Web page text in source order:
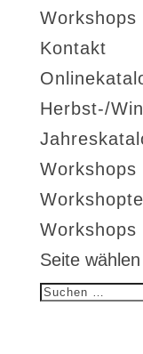
Workshops
Kontakt
Herbst-/
Workshops
Workshops
Seite wählen